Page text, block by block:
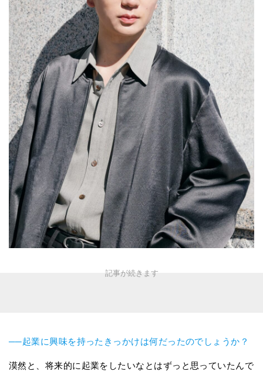
──起業に興味を持ったきっかけは何だったのでしょうか？
漠然と、将来的に起業をしたいなとはずっと思っていたんで